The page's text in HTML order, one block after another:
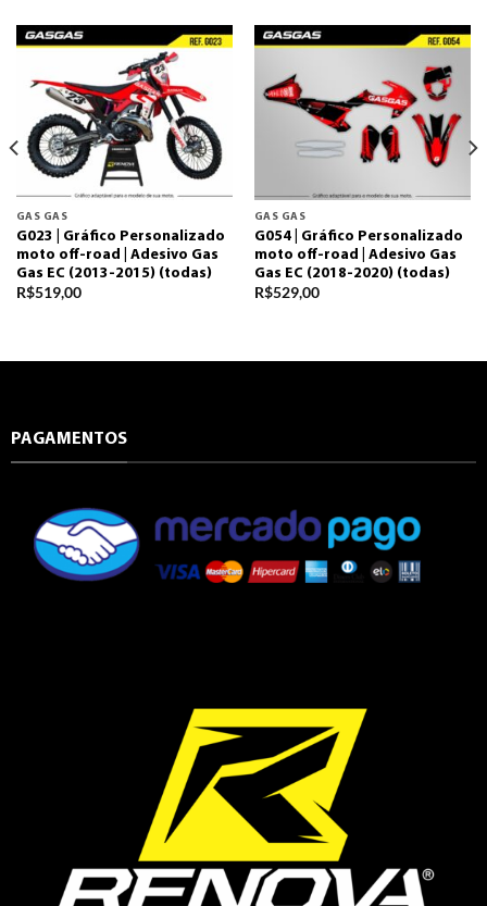
GAS GAS
G023 | Gráfico Personalizado
moto off-road | Adesivo Gas
Gas EC (2013-2015) (todas)
R$519,00
GAS GAS
G054 | Gráfico Personalizado
moto off-road | Adesivo Gas
Gas EC (2018-2020) (todas)
R$529,00
PAGAMENTOS